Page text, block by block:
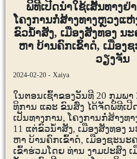
ພິທີເປີດນໍາໃຊ້ເສັ້ນທາງຢ່
ໂຄງການກໍ່ສ້າງທາງຫຼວງແຫ່
ຂົວນໍ້າສັງ, ເມືອງສັງທອງ ນ
ຫາ ບ້ານຄົກເຂົ້າດໍ, ເມືອງ
ວຽງຈັນ
2024-02-20 - Xaiya
ໃນຕອນເຊົ້າຂອງວັນທີ20 ກຸມພາ
ທິການ ແລະ ຂົນສົ່ງ ໄດ້ຈັດພິທີເປີ
ເປັນທາງການ, ໂຄງການກໍ່ສ້າງທ
11 ແຕ່ຂົວນໍ້າສັງ, ເມືອງສັງທອງ
ຫາ ບ້ານຄົກເຂົ້າດໍ, ເມືອງຊະນະ
ເຂົ້າຮ່ວມໂດຍ ທ່ານ ງາມປະສົງ ເ